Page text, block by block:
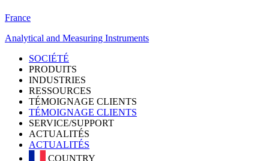
France
Analytical and Measuring Instruments
SOCIÉTÉ
PRODUITS
INDUSTRIES
RESSOURCES
TÉMOIGNAGE CLIENTS
TÉMOIGNAGE CLIENTS
SERVICE/SUPPORT
ACTUALITÉS
ACTUALITÉS
COUNTRY